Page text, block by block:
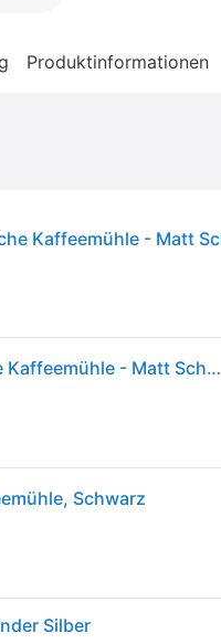
Produktinformationen
Fellow Ode Brew Gen 2 / V2 Elektrische Kaffeemühle - Matt Schwarz
Schwarz
Silber